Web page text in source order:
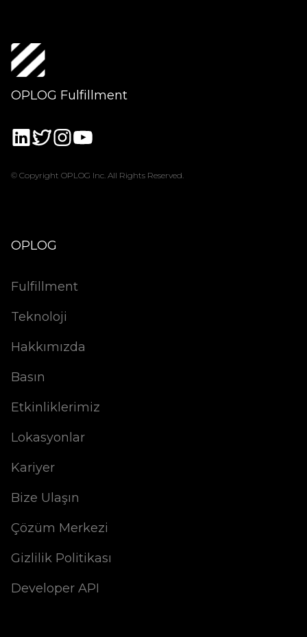
OPLOG Fulfillment
© Copyright OPLOG Inc. All Rights Reserved.
OPLOG
Fulfillment
Teknoloji
Hakkımızda
Basın
Etkinliklerimiz
Lokasyonlar
Kariyer
Bize Ulaşın
Çözüm Merkezi
Gizlilik Politikası
Developer API